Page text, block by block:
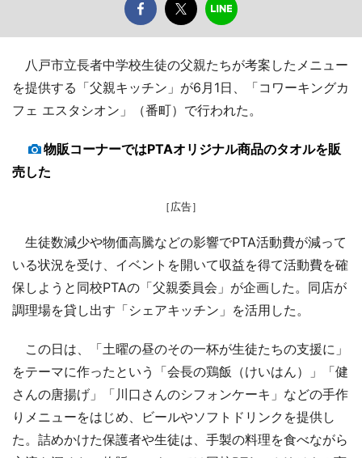
八戸市立長者中学校生徒の父親たちが考案したメニュー
を提供する「父親キッチン」が6月1日、「コワーキングカ
フェ エスタシオン」（番町）で行われた。
物販コーナーではPTAオリジナル商品のタオルを販
売した
［広告］
生徒数減少や物価高騰などの影響でPTA活動費が減って
いる状況を受け、イベントを開いて収益を得て活動費を確
保しようと同校PTAの「父親委員会」が企画した。同店が
調理場を貸し出す「シェアキッチン」を活用した。
この日は、「土曜の昼のその一杯が生徒たちの支援に」
をテーマに作ったという「会長の鶏飯（けいはん）」「健
さんの唐揚げ」「川口さんのシフォンケーキ」などの手作
りメニューをはじめ、ビールやソフトドリンクを提供し
た。詰めかけた保護者や生徒は、手製の料理を食べながら